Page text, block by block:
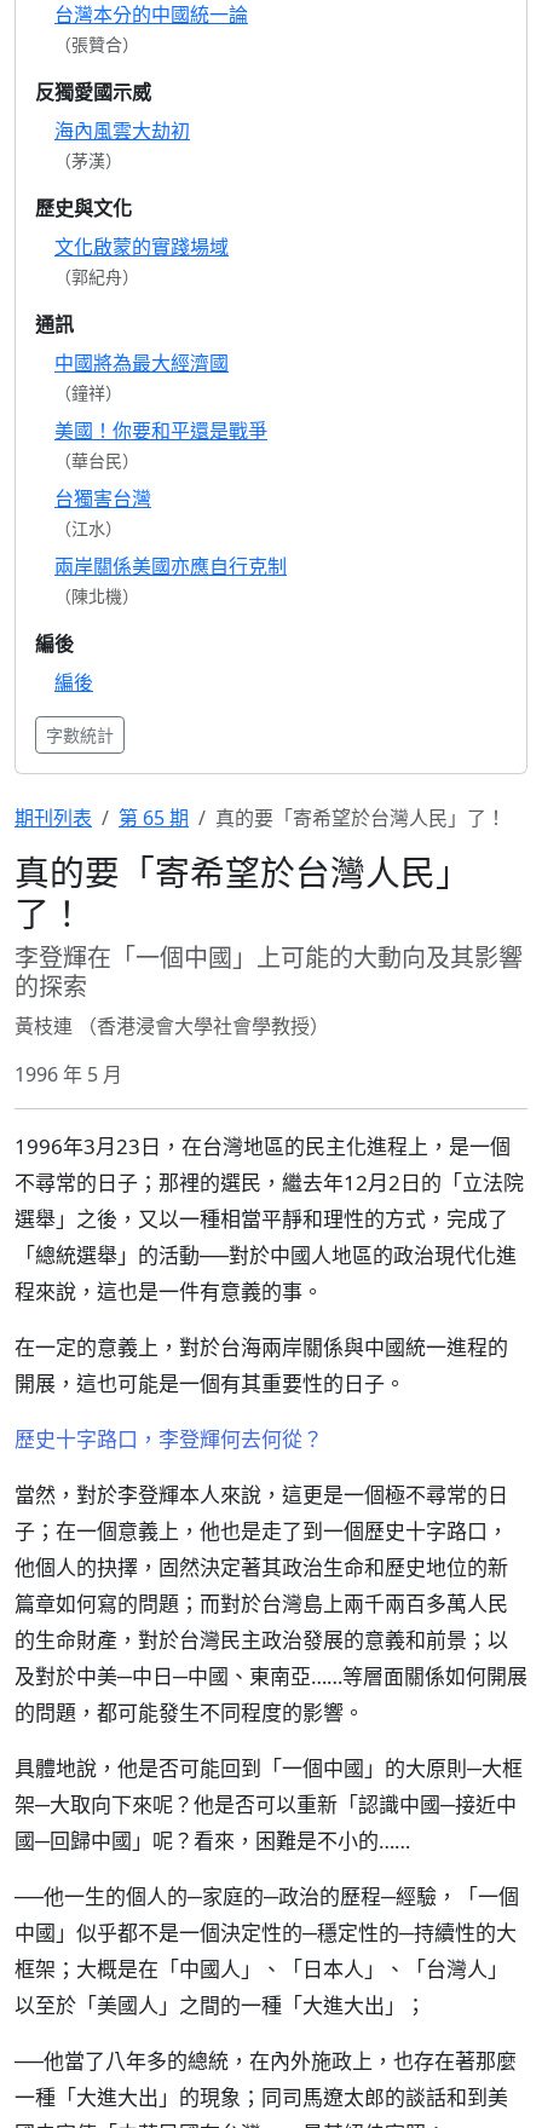
台灣本分的中國統一論
（張贊合）
反獨愛國示威
海內風雲大劫初
（茅漢）
歷史與文化
文化啟蒙的實踐場域
（郭紀舟）
通訊
中國將為最大經濟國
（鐘祥）
美國！你要和平還是戰爭
（華台民）
台獨害台灣
（江水）
兩岸關係美國亦應自行克制
（陳北機）
編後
編後
字數統計
期刊列表 第 65 期 真的要「寄希望於台灣人民」了！
真的要「寄希望於台灣人民」
了！
李登輝在「一個中國」上可能的大動向及其影響
的探索
黃枝連 （香港浸會大學社會學教授）
1996 年 5 月
1996年3月23日，在台灣地區的民主化進程上，是一個
不尋常的日子；那裡的選民，繼去年12月2日的「立法院
選舉」之後，又以一種相當平靜和理性的方式，完成了
「總統選舉」的活動──對於中國人地區的政治現代化進
程來說，這也是一件有意義的事。
在一定的意義上，對於台海兩岸關係與中國統一進程的
開展，這也可能是一個有其重要性的日子。
歷史十字路口，李登輝何去何從？
當然，對於李登輝本人來說，這更是一個極不尋常的日
子；在一個意義上，他也是走了到一個歷史十字路口，
他個人的抉擇，固然決定著其政治生命和歷史地位的新
篇章如何寫的問題；而對於台灣島上兩千兩百多萬人民
的生命財產，對於台灣民主政治發展的意義和前景；以
及對於中美─中日─中國、東南亞……等層面關係如何開展
的問題，都可能發生不同程度的影響。
具體地說，他是否可能回到「一個中國」的大原則─大框
架─大取向下來呢？他是否可以重新「認識中國─接近中
國─回歸中國」呢？看來，困難是不小的……
──他一生的個人的─家庭的─政治的歷程─經驗，「一個
中國」似乎都不是一個決定性的─穩定性的─持續性的大
框架；大概是在「中國人」、「日本人」、「台灣人」
以至於「美國人」之間的一種「大進大出」；
──他當了八年多的總統，在內外施政上，也存在著那麼
一種「大進大出」的現象；同司馬遼太郎的談話和到美